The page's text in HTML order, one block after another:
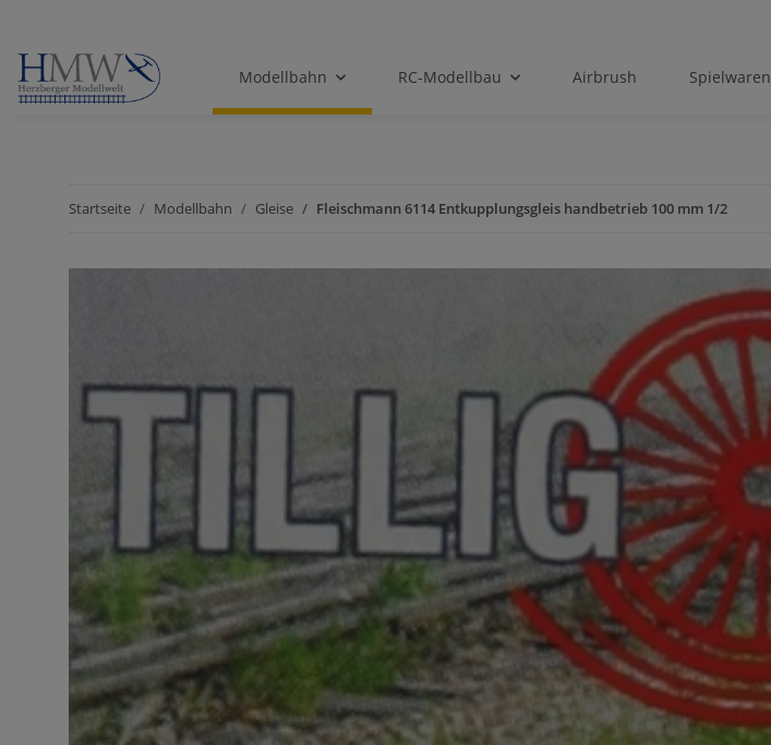
Modellbahn RC-Modellbau Airbrush Spielwaren
Startseite Modellbahn Gleise Fleischmann 6114 Entkupplungsgleis handbetrieb 100 mm 1/2